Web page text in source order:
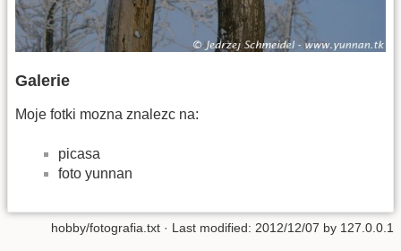
Galerie
Moje fotki mozna znalezc na:
picasa
foto yunnan
hobby/fotografia.txt · Last modified: 2012/12/07 by 127.0.0.1